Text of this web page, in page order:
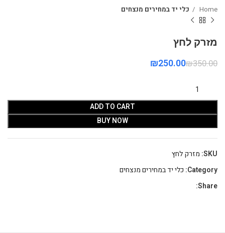
Home כלי יד במחירים מנצחים
מזרק לחץ
₪350.00
₪250.00
ADD TO CART
BUY NOW
SKU: מזרק לחץ
Category: כלי יד במחירים מנצחים
Share: